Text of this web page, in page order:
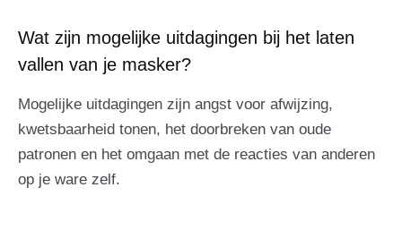
Wat zijn mogelijke uitdagingen bij het laten
vallen van je masker?
Mogelijke uitdagingen zijn angst voor afwijzing,
kwetsbaarheid tonen, het doorbreken van oude
patronen en het omgaan met de reacties van anderen
op je ware zelf.